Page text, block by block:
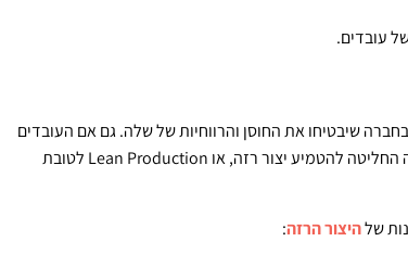
עובדים.
שיבטיחו את החוסן והרווחיות של שלה. גם אם העובדים
להטמיע יצור רזה, או Lean Production לטובת
שלהיצור הרזה: